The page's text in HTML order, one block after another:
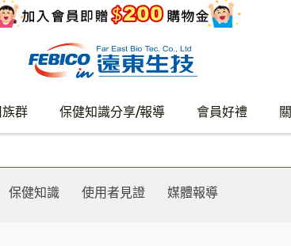
群 保健知識分享/報導 會員好禮
保健知識 使用者見證 媒體報導